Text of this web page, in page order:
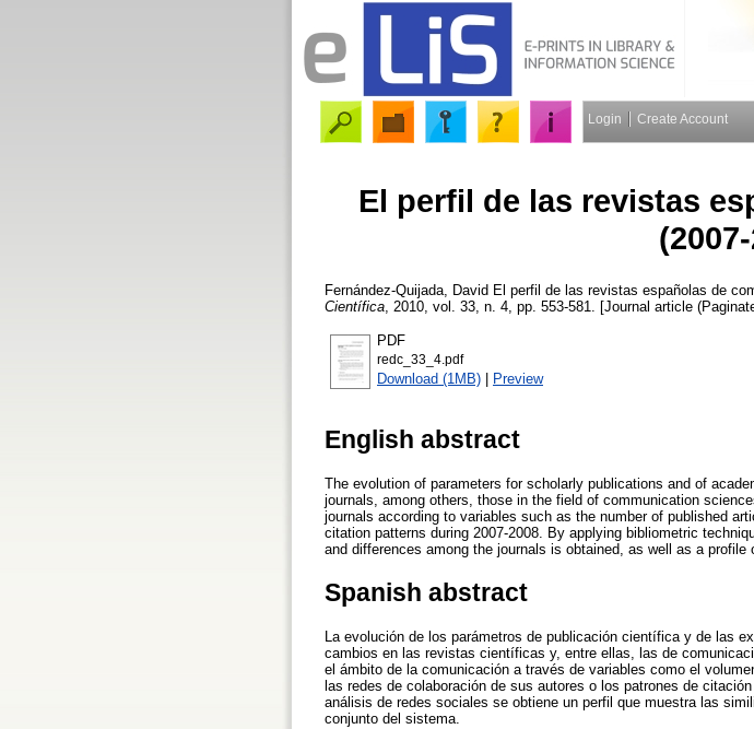
Login Create Account
El perfil de las revistas
Fernández-Quijada, David El perfil de las revistas españolas de
Científica , 2010, vol. 33, n. 4, pp. 553-581. [Journal article
PDF
redc_33_4.pdf
Download (1MB) | Preview
English abstract
The evolution of parameters for scholarly publications and of
journals, among others, those in the field of communication
journals according to variables such as the number of published
citation patterns during 2007-2008. By applying bibliometric
and differences among the journals is obtained, as well as a profile
Spanish abstract
La evolución de los parámetros de publicación científica y de las
cambios en las revistas científicas y, entre ellas, las de
el ámbito de la comunicación a través de variables como el
las redes de colaboración de sus autores o los patrones de
análisis de redes sociales se obtiene un perfil que muestra las
conjunto del sistema.